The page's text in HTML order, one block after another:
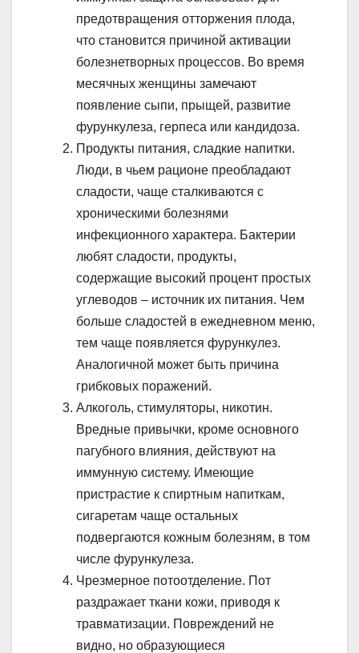
предотвращения отторжения плода,
что становится причиной активации
болезнетворных процессов. Во время
месячных женщины замечают
появление сыпи, прыщей, развитие
фурункулеза, герпеса или кандидоза.
Продукты питания, сладкие напитки.
Люди, в чьем рационе преобладают
сладости, чаще сталкиваются с
хроническими болезнями
инфекционного характера. Бактерии
любят сладости, продукты,
содержащие высокий процент простых
углеводов – источник их питания. Чем
больше сладостей в ежедневном меню,
тем чаще появляется фурункулез.
Аналогичной может быть причина
грибковых поражений.
Алкоголь, стимуляторы, никотин.
Вредные привычки, кроме основного
пагубного влияния, действуют на
иммунную систему. Имеющие
пристрастие к спиртным напиткам,
сигаретам чаще остальных
подвергаются кожным болезням, в том
числе фурункулеза.
Чрезмерное потоотделение. Пот
раздражает ткани кожи, приводя к
травматизации. Повреждений не
видно, но образующиеся